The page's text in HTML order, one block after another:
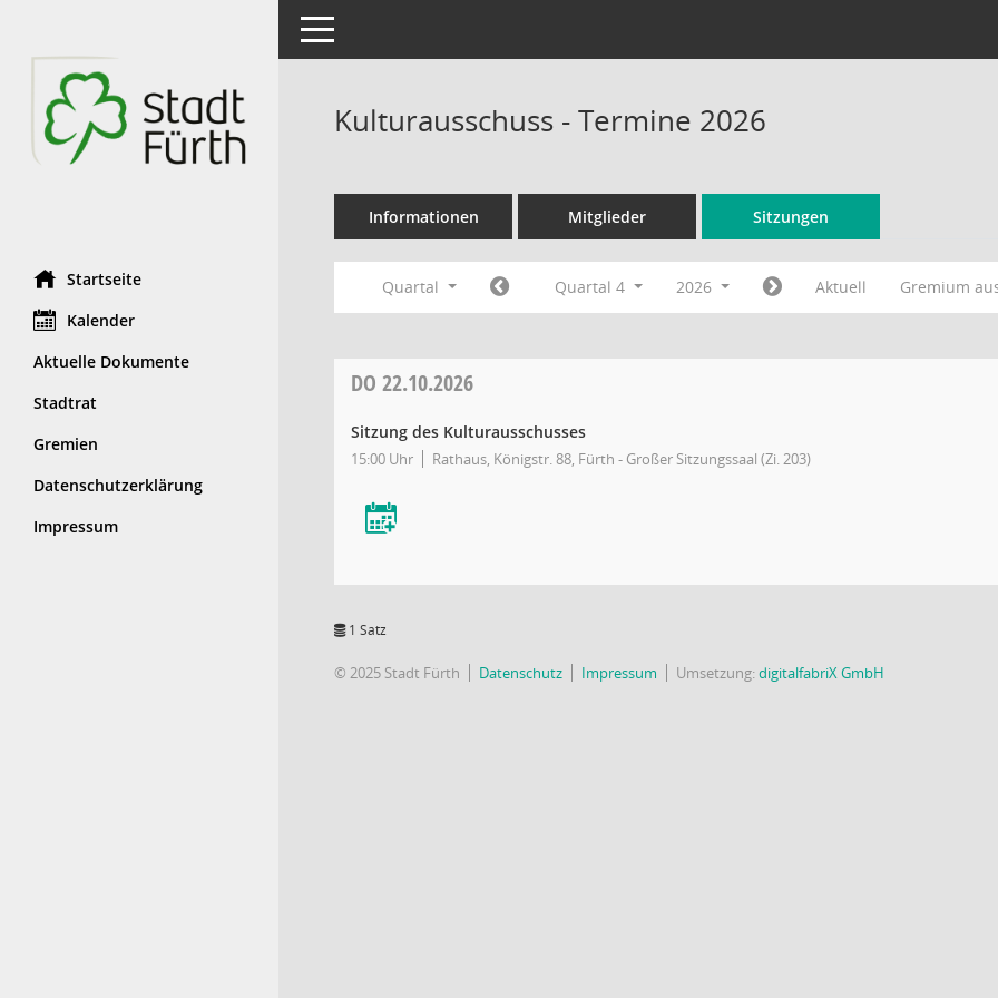
Startseite
Kalender
Aktuelle Dokumente
Stadtrat
Gremien
Datenschutzerklärung
Impressum
Toggle navigation
Kulturausschuss - Termine 2026
Informationen Mitglieder Sitzungen
Quartal Quartal 4 2026 Aktuell Gremium
DO 22.10.2026
Sitzung des Kulturausschusses
15:00 Uhr Rathaus, Königstr. 88, Fürth - Großer Sitzungssaal (Zi. 203)
1 Satz
© 2025 Stadt Fürth Datenschutz Impressum Umsetzung:digitalfabriX GmbH